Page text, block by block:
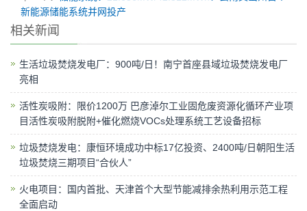
新能源储能系统并网投产
相关新闻
生活垃圾焚烧发电厂：900吨/日！南宁首座县域垃圾焚烧发电厂
亮相
活性炭吸附：限价1200万 巴彦淖尔工业固危废资源化循环产业项
目活性炭吸附脱附+催化燃烧VOCs处理系统工艺设备招标
垃圾焚烧发电：康恒环境成功中标17亿投资、2400吨/日朝阳生活
垃圾焚烧三期项目“合伙人”
火电项目：国内首批、天津首个大型节能减排余热利用示范工程
全面启动